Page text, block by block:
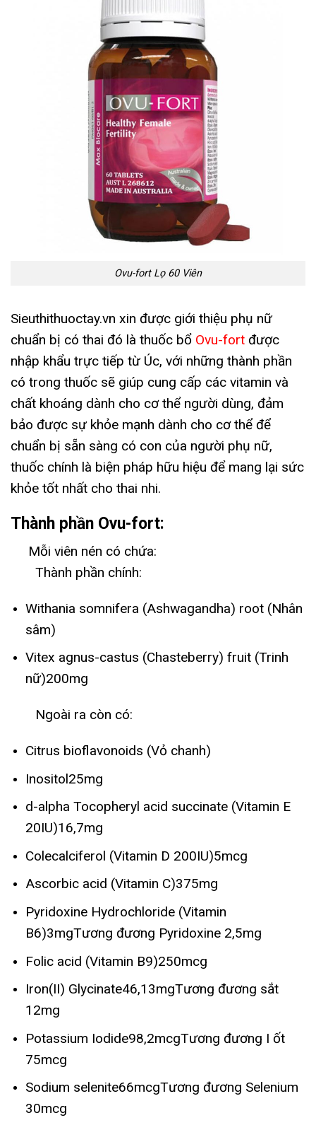
Ovu-fort Lọ 60 Viên
Sieuthithuoctay.vn xin được giới thiệu phụ nữ
chuẩn bị có thai đó là thuốc bổ Ovu-fort được
nhập khẩu trực tiếp từ Úc, với những thành phần
có trong thuốc sẽ giúp cung cấp các vitamin và
chất khoáng dành cho cơ thể người dùng, đảm
bảo được sự khỏe mạnh dành cho cơ thể để
chuẩn bị sẵn sàng có con của người phụ nữ,
thuốc chính là biện pháp hữu hiệu để mang lại sức
khỏe tốt nhất cho thai nhi.
Thành phần Ovu-fort:
Mỗi viên nén có chứa:
Thành phần chính:
Withania somnifera (Ashwagandha) root (Nhân
sâm)
Vitex agnus-castus (Chasteberry) fruit (Trinh
nữ)200mg
Ngoài ra còn có:
Citrus bioflavonoids (Vỏ chanh)
Inositol25mg
d-alpha Tocopheryl acid succinate (Vitamin E
20IU)16,7mg
Colecalciferol (Vitamin D 200IU)5mcg
Ascorbic acid (Vitamin C)375mg
Pyridoxine Hydrochloride (Vitamin
B6)3mgTương đương Pyridoxine 2,5mg
Folic acid (Vitamin B9)250mcg
Iron(II) Glycinate46,13mgTương đương sắt
12mg
Potassium Iodide98,2mcgTương đương I ốt
75mcg
Sodium selenite66mcgTương đương Selenium
30mcg